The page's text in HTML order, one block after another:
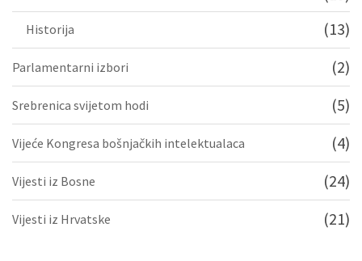
Historija (13)
Parlamentarni izbori (2)
Srebrenica svijetom hodi (5)
Vijeće Kongresa bošnjačkih intelektualaca (4)
Vijesti iz Bosne (24)
Vijesti iz Hrvatske (21)